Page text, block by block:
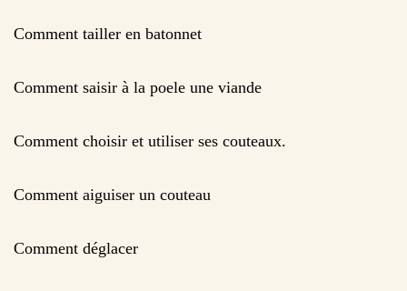
Comment tailler en batonnet
Comment saisir à la poele une viande
Comment choisir et utiliser ses couteaux.
Comment aiguiser un couteau
Comment déglacer